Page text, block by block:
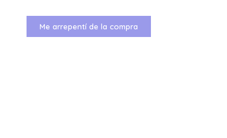
Me arrepentí de la compra